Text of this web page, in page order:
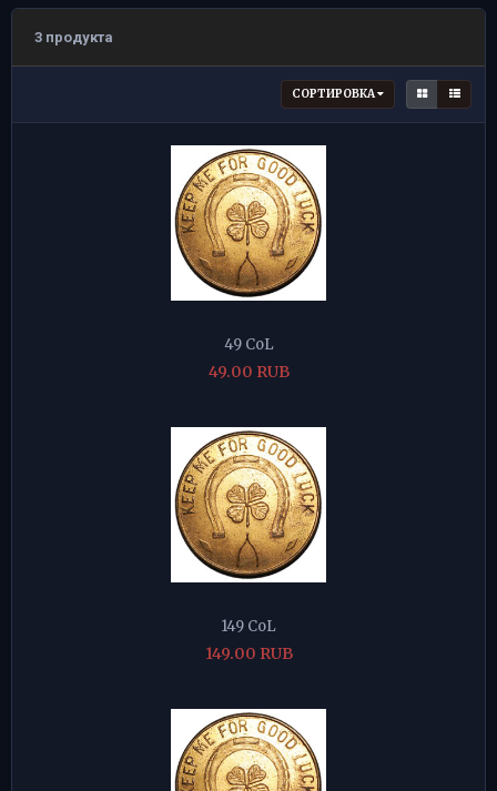
3 продукта
СОРТИРОВКА
49 CoL
49.00 RUB
149 CoL
149.00 RUB